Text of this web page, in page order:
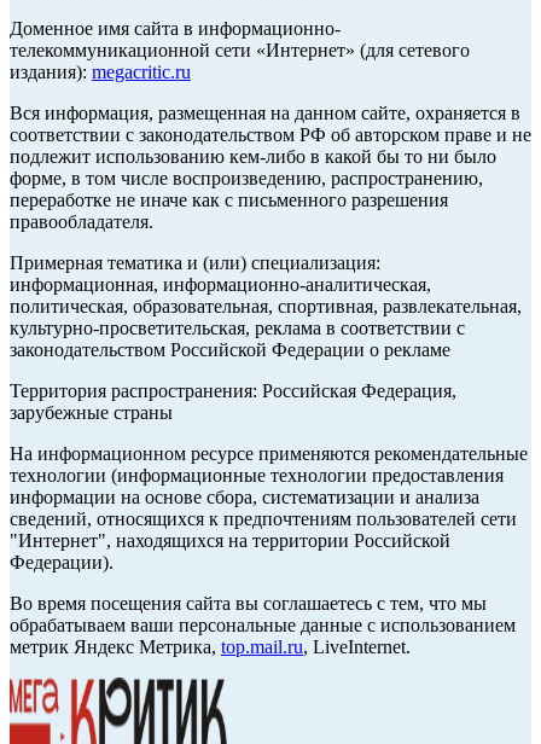
Доменное имя сайта в информационно-
телекоммуникационной сети «Интернет» (для сетевого
издания): megacritic.ru
Вся информация, размещенная на данном сайте, охраняется в
соответствии с законодательством РФ об авторском праве и не
подлежит использованию кем-либо в какой бы то ни было
форме, в том числе воспроизведению, распространению,
переработке не иначе как с письменного разрешения
правообладателя.
Примерная тематика и (или) специализация:
информационная, информационно-аналитическая,
политическая, образовательная, спортивная, развлекательная,
культурно-просветительская, реклама в соответствии с
законодательством Российской Федерации о рекламе
Территория распространения: Российская Федерация,
зарубежные страны
На информационном ресурсе применяются рекомендательные
технологии (информационные технологии предоставления
информации на основе сбора, систематизации и анализа
сведений, относящихся к предпочтениям пользователей сети
"Интернет", находящихся на территории Российской
Федерации).
Во время посещения сайта вы соглашаетесь с тем, что мы
обрабатываем ваши персональные данные с использованием
метрик Яндекс Метрика, top.mail.ru, LiveInternet.